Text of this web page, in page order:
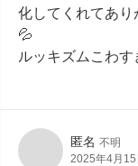
化してくれてあ
💦
ルッキズムこわ
匿名 不明
2025年4月15